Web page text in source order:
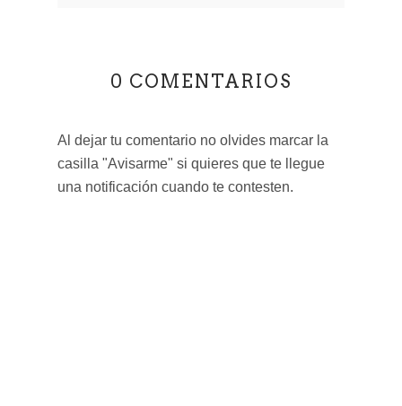
0 COMENTARIOS
Al dejar tu comentario no olvides marcar la
casilla "Avisarme" si quieres que te llegue
una notificación cuando te contesten.